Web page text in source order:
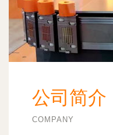
公司简介
COMPANY